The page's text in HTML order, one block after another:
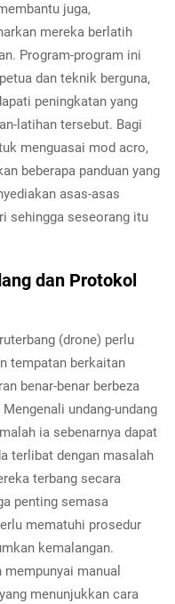
juga,
mereka berlatih
Program-program ini
dan teknik berguna,
peningkatan yang
latihan tersebut. Bagi
menguasai mod acro,
beberapa panduan yang
asas-asas
sehingga seseorang itu
dan Protokol
(drone) perlu
tempatan berkaitan
benar-benar berbeza
undang-undang
ia sebenarnya dapat
terlibat dengan masalah
terbang secara
penting semasa
mematuhi prosedur
kemalangan.
mempunyai manual
menunjukkan cara